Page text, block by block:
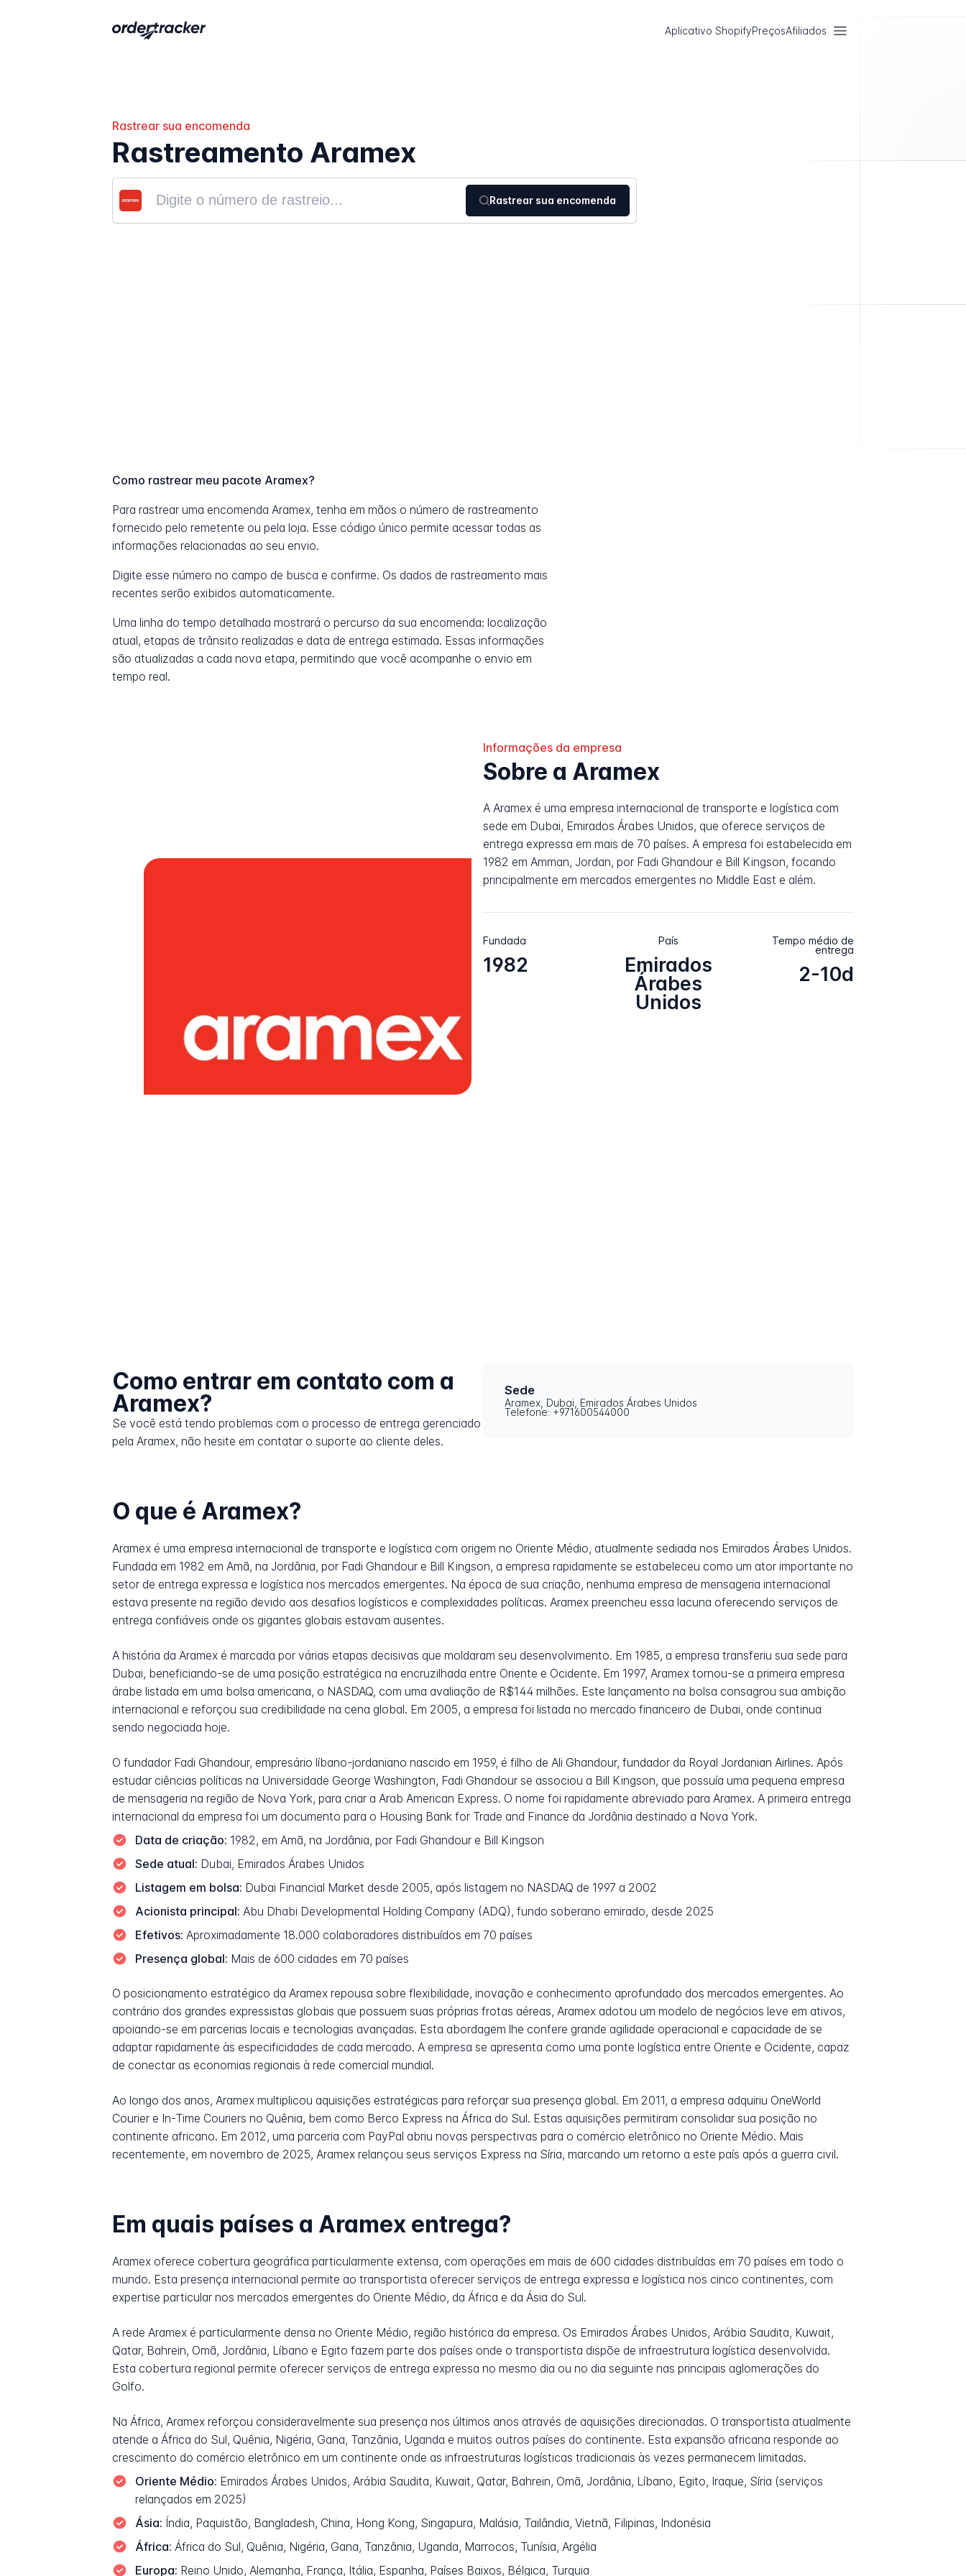
Aplicativo ShopifyPreçosAfiliados
Rastrear sua encomenda
Rastreamento Aramex
Rastrear sua encomenda
Como rastrear meu pacote Aramex?
Para rastrear uma encomenda Aramex, tenha em mãos o número de rastreamento
fornecido pelo remetente ou pela loja. Esse código único permite acessar todas as
informações relacionadas ao seu envio.
Digite esse número no campo de busca e confirme. Os dados de rastreamento mais
recentes serão exibidos automaticamente.
Uma linha do tempo detalhada mostrará o percurso da sua encomenda: localização
atual, etapas de trânsito realizadas e data de entrega estimada. Essas informações
são atualizadas a cada nova etapa, permitindo que você acompanhe o envio em
tempo real.
Informações da empresa
Sobre a Aramex
A Aramex é uma empresa internacional de transporte e logística com
sede em Dubai, Emirados Árabes Unidos, que oferece serviços de
entrega expressa em mais de 70 países. A empresa foi estabelecida em
1982 em Amman, Jordan, por Fadi Ghandour e Bill Kingson, focando
principalmente em mercados emergentes no Middle East e além.
Fundada
1982
País
Emirados
Árabes
Unidos
Tempo médio de
entrega
2-10d
Como entrar em contato com a
Aramex?
Se você está tendo problemas com o processo de entrega gerenciado
pela Aramex, não hesite em contatar o suporte ao cliente deles.
Sede
Aramex, Dubai, Emirados Árabes Unidos
Telefone: +971600544000
O que é Aramex?
Aramex é uma empresa internacional de transporte e logística com origem no Oriente Médio, atualmente sediada nos Emirados Árabes Unidos.
Fundada em 1982 em Amã, na Jordânia, por Fadi Ghandour e Bill Kingson, a empresa rapidamente se estabeleceu como um ator importante no
setor de entrega expressa e logística nos mercados emergentes. Na época de sua criação, nenhuma empresa de mensageria internacional
estava presente na região devido aos desafios logísticos e complexidades políticas. Aramex preencheu essa lacuna oferecendo serviços de
entrega confiáveis onde os gigantes globais estavam ausentes.
A história da Aramex é marcada por várias etapas decisivas que moldaram seu desenvolvimento. Em 1985, a empresa transferiu sua sede para
Dubai, beneficiando-se de uma posição estratégica na encruzilhada entre Oriente e Ocidente. Em 1997, Aramex tornou-se a primeira empresa
árabe listada em uma bolsa americana, o NASDAQ, com uma avaliação de R$144 milhões. Este lançamento na bolsa consagrou sua ambição
internacional e reforçou sua credibilidade na cena global. Em 2005, a empresa foi listada no mercado financeiro de Dubai, onde continua
sendo negociada hoje.
O fundador Fadi Ghandour, empresário líbano-jordaniano nascido em 1959, é filho de Ali Ghandour, fundador da Royal Jordanian Airlines. Após
estudar ciências políticas na Universidade George Washington, Fadi Ghandour se associou a Bill Kingson, que possuía uma pequena empresa
de mensageria na região de Nova York, para criar a Arab American Express. O nome foi rapidamente abreviado para Aramex. A primeira entrega
internacional da empresa foi um documento para o Housing Bank for Trade and Finance da Jordânia destinado a Nova York.
Data de criação: 1982, em Amã, na Jordânia, por Fadi Ghandour e Bill Kingson
Sede atual: Dubai, Emirados Árabes Unidos
Listagem em bolsa: Dubai Financial Market desde 2005, após listagem no NASDAQ de 1997 a 2002
Acionista principal: Abu Dhabi Developmental Holding Company (ADQ), fundo soberano emirado, desde 2025
Efetivos: Aproximadamente 18.000 colaboradores distribuídos em 70 países
Presença global: Mais de 600 cidades em 70 países
O posicionamento estratégico da Aramex repousa sobre flexibilidade, inovação e conhecimento aprofundado dos mercados emergentes. Ao
contrário dos grandes expressistas globais que possuem suas próprias frotas aéreas, Aramex adotou um modelo de negócios leve em ativos,
apoiando-se em parcerias locais e tecnologias avançadas. Esta abordagem lhe confere grande agilidade operacional e capacidade de se
adaptar rapidamente às especificidades de cada mercado. A empresa se apresenta como uma ponte logística entre Oriente e Ocidente, capaz
de conectar as economias regionais à rede comercial mundial.
Ao longo dos anos, Aramex multiplicou aquisições estratégicas para reforçar sua presença global. Em 2011, a empresa adquiriu OneWorld
Courier e In-Time Couriers no Quênia, bem como Berco Express na África do Sul. Estas aquisições permitiram consolidar sua posição no
continente africano. Em 2012, uma parceria com PayPal abriu novas perspectivas para o comércio eletrônico no Oriente Médio. Mais
recentemente, em novembro de 2025, Aramex relançou seus serviços Express na Síria, marcando um retorno a este país após a guerra civil.
Em quais países a Aramex entrega?
Aramex oferece cobertura geográfica particularmente extensa, com operações em mais de 600 cidades distribuídas em 70 países em todo o
mundo. Esta presença internacional permite ao transportista oferecer serviços de entrega expressa e logística nos cinco continentes, com
expertise particular nos mercados emergentes do Oriente Médio, da África e da Ásia do Sul.
A rede Aramex é particularmente densa no Oriente Médio, região histórica da empresa. Os Emirados Árabes Unidos, Arábia Saudita, Kuwait,
Qatar, Bahrein, Omã, Jordânia, Líbano e Egito fazem parte dos países onde o transportista dispõe de infraestrutura logística desenvolvida.
Esta cobertura regional permite oferecer serviços de entrega expressa no mesmo dia ou no dia seguinte nas principais aglomerações do
Golfo.
Na África, Aramex reforçou consideravelmente sua presença nos últimos anos através de aquisições direcionadas. O transportista atualmente
atende a África do Sul, Quênia, Nigéria, Gana, Tanzânia, Uganda e muitos outros países do continente. Esta expansão africana responde ao
crescimento do comércio eletrônico em um continente onde as infraestruturas logísticas tradicionais às vezes permanecem limitadas.
Oriente Médio: Emirados Árabes Unidos, Arábia Saudita, Kuwait, Qatar, Bahrein, Omã, Jordânia, Líbano, Egito, Iraque, Síria (serviços
relançados em 2025)
Ásia: Índia, Paquistão, Bangladesh, China, Hong Kong, Singapura, Malásia, Tailândia, Vietnã, Filipinas, Indonésia
África: África do Sul, Quênia, Nigéria, Gana, Tanzânia, Uganda, Marrocos, Tunísia, Argélia
Europa: Reino Unido, Alemanha, França, Itália, Espanha, Países Baixos, Bélgica, Turquia